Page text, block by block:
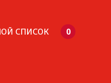
СПИСОК 0